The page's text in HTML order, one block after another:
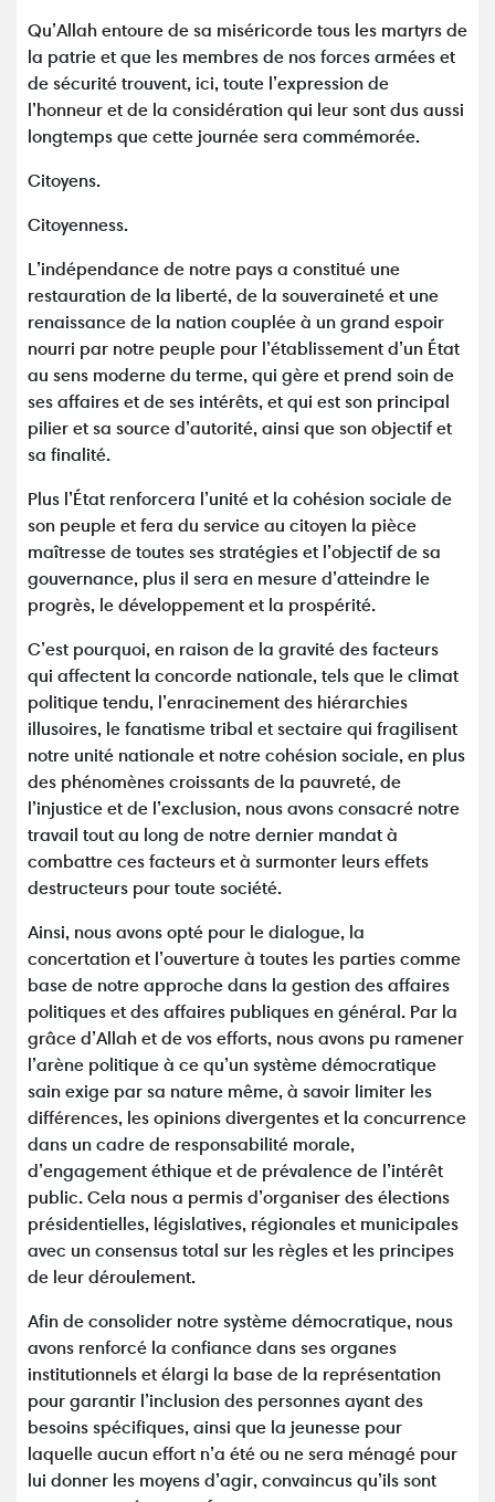
Qu’Allah entoure de sa miséricorde tous les martyrs de
la patrie et que les membres de nos forces armées et
de sécurité trouvent, ici, toute l’expression de
l’honneur et de la considération qui leur sont dus aussi
longtemps que cette journée sera commémorée.
Citoyens.
Citoyenness.
L’indépendance de notre pays a constitué une
restauration de la liberté, de la souveraineté et une
renaissance de la nation couplée à un grand espoir
nourri par notre peuple pour l’établissement d’un État
au sens moderne du terme, qui gère et prend soin de
ses affaires et de ses intérêts, et qui est son principal
pilier et sa source d’autorité, ainsi que son objectif et
sa finalité.
Plus l’État renforcera l’unité et la cohésion sociale de
son peuple et fera du service au citoyen la pièce
maîtresse de toutes ses stratégies et l’objectif de sa
gouvernance, plus il sera en mesure d’atteindre le
progrès, le développement et la prospérité.
C’est pourquoi, en raison de la gravité des facteurs
qui affectent la concorde nationale, tels que le climat
politique tendu, l’enracinement des hiérarchies
illusoires, le fanatisme tribal et sectaire qui fragilisent
notre unité nationale et notre cohésion sociale, en plus
des phénomènes croissants de la pauvreté, de
l’injustice et de l’exclusion, nous avons consacré notre
travail tout au long de notre dernier mandat à
combattre ces facteurs et à surmonter leurs effets
destructeurs pour toute société.
Ainsi, nous avons opté pour le dialogue, la
concertation et l’ouverture à toutes les parties comme
base de notre approche dans la gestion des affaires
politiques et des affaires publiques en général. Par la
grâce d’Allah et de vos efforts, nous avons pu ramener
l’arène politique à ce qu’un système démocratique
sain exige par sa nature même, à savoir limiter les
différences, les opinions divergentes et la concurrence
dans un cadre de responsabilité morale,
d’engagement éthique et de prévalence de l’intérêt
public. Cela nous a permis d’organiser des élections
présidentielles, législatives, régionales et municipales
avec un consensus total sur les règles et les principes
de leur déroulement.
Afin de consolider notre système démocratique, nous
avons renforcé la confiance dans ses organes
institutionnels et élargi la base de la représentation
pour garantir l’inclusion des personnes ayant des
besoins spécifiques, ainsi que la jeunesse pour
laquelle aucun effort n’a été ou ne sera ménagé pour
lui donner les moyens d’agir, convaincus qu’ils sont